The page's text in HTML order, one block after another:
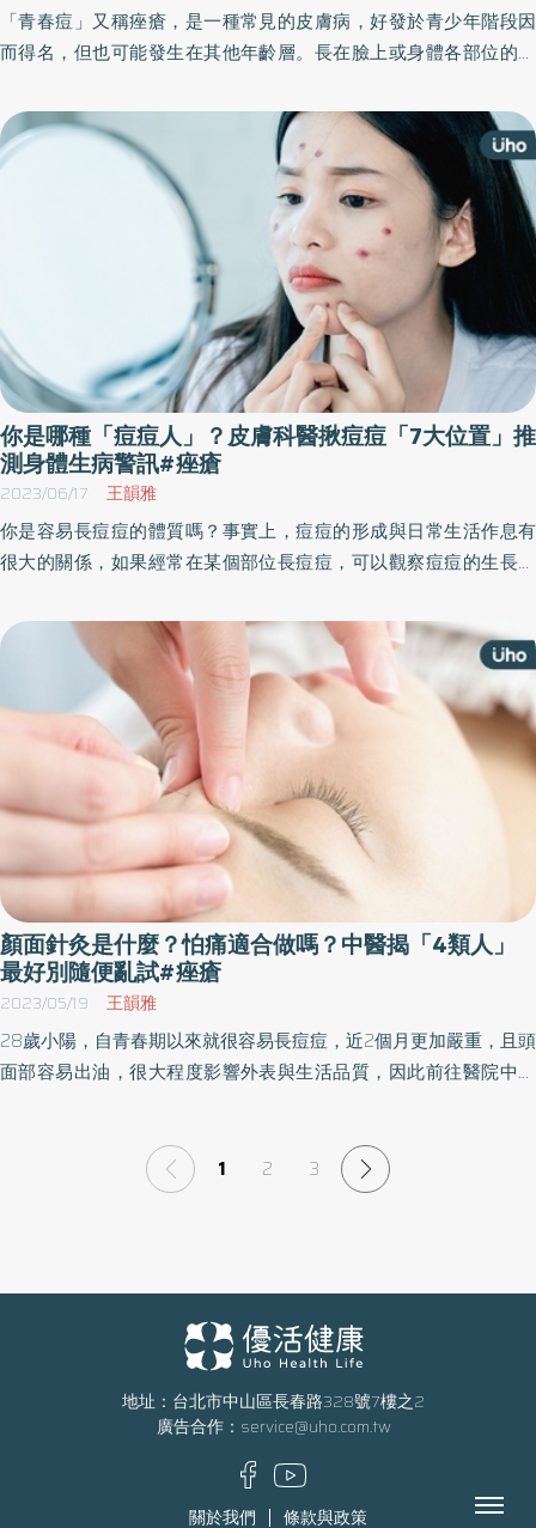
「青春痘」又稱痤瘡，是一種常見的皮膚病，好發於青少年階段因
而得名，但也可能發生在其他年齡層。長在臉上或身體各部位的青
熱、濕、瘀有關；然而，中醫治療青春痘的原則是對症下藥，根據
不同的臟腑功能失調和發炎程度，給予相應的治療。
你是哪種「痘痘人」？皮膚科醫揪痘痘「7大位置」推
測身體生病警訊#痤瘡
2023/06/17 王韻雅
你是容易長痘痘的體質嗎？事實上，痘痘的形成與日常生活作息有
很大的關係，如果經常在某個部位長痘痘，可以觀察痘痘的生長位
的成因很複雜，若頻繁長痘痘，建議還是就診，才不會讓皮膚狀況
愈來愈糟。
顏面針灸是什麼？怕痛適合做嗎？中醫揭「4類人」
最好別隨便亂試#痤瘡
2023/05/19 王韻雅
28歲小陽，自青春期以來就很容易長痘痘，近2個月更加嚴重，且頭
面部容易出油，很大程度影響外表與生活品質，因此前往醫院中醫
的氣血循環與代謝，經過治療後不僅痘痘消失，連皮膚也變明亮。
1 2 3
地址：台北市中山區長春路328號7樓之2
廣告合作： service@uho.com.tw
關於我們 條款與政策 Menu